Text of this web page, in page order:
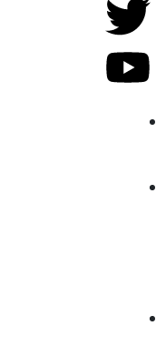
experiencias
inolvidables.